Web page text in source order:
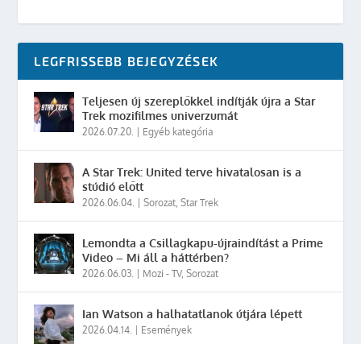
LEGFRISSEBB BEJEGYZÉSEK
Teljesen új szereplőkkel indítják újra a Star
Trek mozifilmes univerzumát
2026.07.20. Egyéb kategória
A Star Trek: United terve hivatalosan is a
stúdió előtt
2026.06.04. |Sorozat,Star Trek
Lemondta a Csillagkapu-újraindítást a Prime
Video – Mi áll a háttérben?
2026.06.03. Mozi - TV,Sorozat
Ian Watson a halhatatlanok útjára lépett
2026.04.14. Események